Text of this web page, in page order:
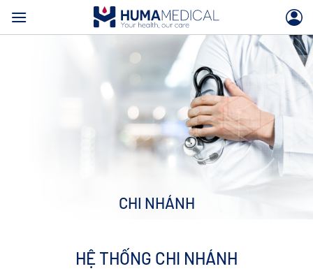
CHI NHÁNH
HỆ THỐNG CHI NHÁNH